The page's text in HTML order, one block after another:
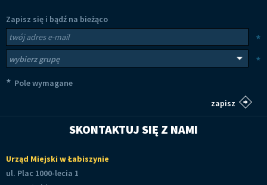
Zapisz się i bądź na bieżąco
Newsletter
*
*
* Pole wymagane
SKONTAKTUJ SIĘ Z NAMI
Urząd Miejski w Łabiszynie
ul. Plac 1000-lecia 1